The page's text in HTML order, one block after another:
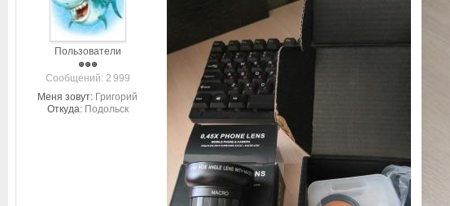
Пользователи
Cообщений: 2 999
Меня зовут: Григорий
Откуда: Подольск